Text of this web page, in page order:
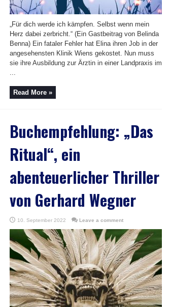
„Für dich werde ich kämpfen. Selbst wenn mein
Herz dabei zerbricht.“ (Ein Gastbeitrag von Belinda
Benna) Ein fataler Fehler hat Elina ihren Job in der
angesehensten Klinik Wiens gekostet. Nun muss
sie ihre Ausbildung zur Ärztin in einer Landpraxis im
...
Read More »
Buchempfehlung: „Das
Ritual“, ein
abenteuerlicher Thriller
von Gerhard Wegner
10. September 2022 Leave a comment